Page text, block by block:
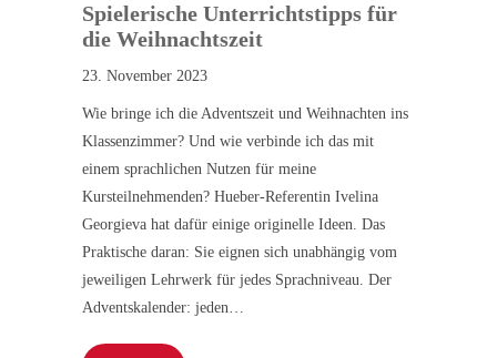
Spielerische Unterrichtstipps für
die Weihnachtszeit
23. November 2023
Wie bringe ich die Adventszeit und Weihnachten ins
Klassenzimmer? Und wie verbinde ich das mit
einem sprachlichen Nutzen für meine
Kursteilnehmenden? Hueber-Referentin Ivelina
Georgieva hat dafür einige originelle Ideen. Das
Praktische daran: Sie eignen sich unabhängig vom
jeweiligen Lehrwerk für jedes Sprachniveau. Der
Adventskalender: jeden…